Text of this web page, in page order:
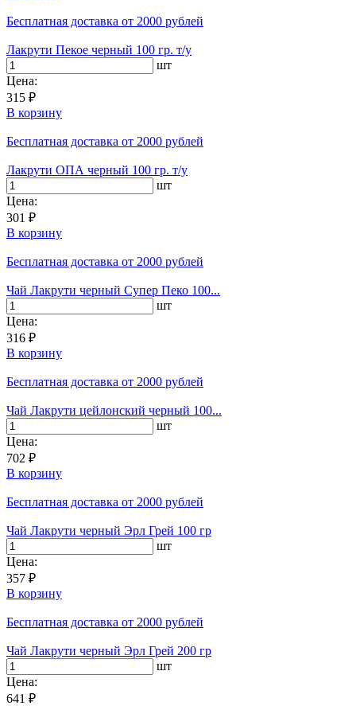
Бесплатная доставка от 2000 рублей
Лакрути Пекое черный 100 гр. т/у
шт
Цена:
315 ₽
В корзину
Бесплатная доставка от 2000 рублей
Лакрути ОПА черный 100 гр. т/у
шт
Цена:
301 ₽
В корзину
Бесплатная доставка от 2000 рублей
Чай Лакрути черный Супер Пеко 100...
шт
Цена:
316 ₽
В корзину
Бесплатная доставка от 2000 рублей
Чай Лакрути цейлонский черный 100...
шт
Цена:
702 ₽
В корзину
Бесплатная доставка от 2000 рублей
Чай Лакрути черный Эрл Грей 100 гр
шт
Цена:
357 ₽
В корзину
Бесплатная доставка от 2000 рублей
Чай Лакрути черный Эрл Грей 200 гр
шт
Цена:
641 ₽